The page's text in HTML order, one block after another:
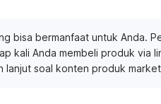
bisa bermanfaat untuk Anda.
kali Anda membeli produk via
lanjut soal konten produk